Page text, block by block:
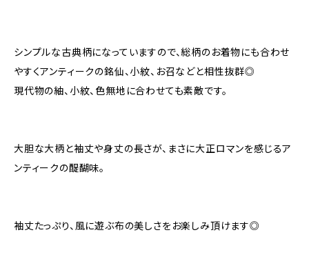
シンプルな古典柄になっていますので、総柄のお着物にも合わせ
やすくアンティークの銘仙、小紋、お召などと相性抜群◎
現代物の紬、小紋、色無地に合わせても素敵です。
大胆な大柄と袖丈や身丈の長さが、まさに大正ロマンを感じるア
ンティークの醍醐味。
袖丈たっぷり、風に遊ぶ布の美しさをお楽しみ頂けます◎